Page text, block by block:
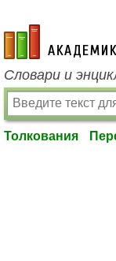
academic.ru
Словари и
Толкования